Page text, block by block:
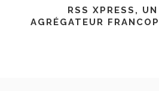
RSS XPRESS,
AGRÉGATEUR